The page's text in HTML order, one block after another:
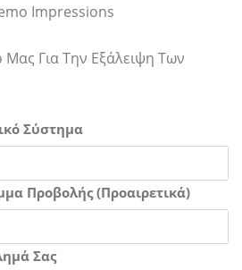
Impressions
Για Την Εξάλειψη Των
Σύστημα
Προβολής (Προαιρετικά)
Σας